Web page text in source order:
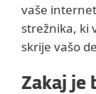
vaše
strežnika, ki
skrije vašo
Zakaj je